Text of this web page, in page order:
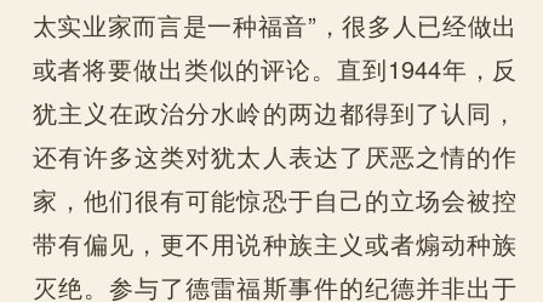
太实业家而言是一种福音”，很多人已经做出
或者将要做出类似的评论。直到1944年，反
犹主义在政治分水岭的两边都得到了认同，
还有许多这类对犹太人表达了厌恶之情的作
家，他们很有可能惊恐于自己的立场会被控
带有偏见，更不用说种族主义或者煽动种族
灭绝。参与了德雷福斯事件的纪德并非出于